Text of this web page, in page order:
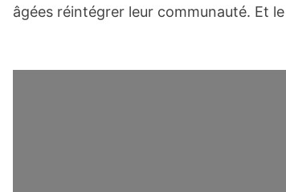
âgées réintégrer leur communauté. Et